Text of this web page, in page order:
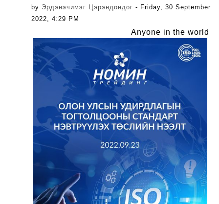
by Эрдэнэчимэг Цэрэндондог - Friday, 30 September
2022, 4:29 PM
Anyone in the world